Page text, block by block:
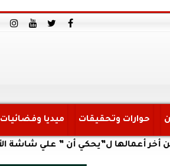
حوارات وتحقيقات ميديا وفضائيات
ل”يحكي أن ” علي شاشة الأولي